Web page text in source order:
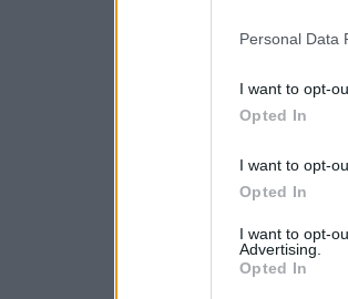
Personal Data
I want to opt-
Opted In
I want to opt-
Opted In
I want to opt-
Advertising.
Opted In